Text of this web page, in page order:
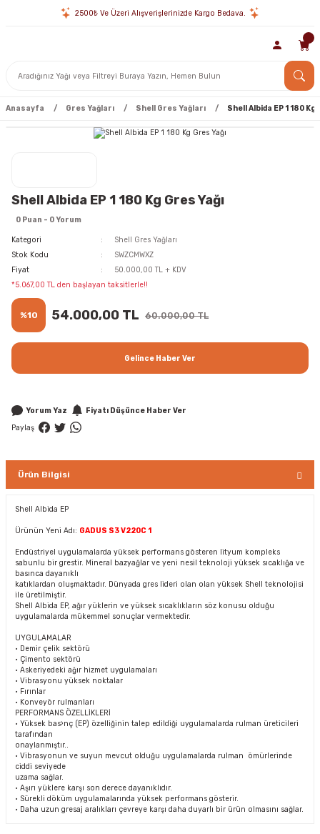
2500₺ Ve Üzeri Alışverişlerinizde Kargo Bedava.
Anasayfa Gres Yağları Shell Gres Yağları Shell Albida EP 1 180 Kg
Shell Albida EP 1 180 Kg Gres Yağı
0 Puan - 0 Yorum
Kategori
Shell Gres Yağları
Stok Kodu
SWZCMWXZ
Fiyat
50.000,00 TL + KDV
*5.067,00 TL den başlayan taksitlerle!!
%10 54.000,00 TL 60.000,00 TL
Gelince Haber Ver
Yorum Yaz
Fiyatı Düşünce Haber Ver
Paylaş
Ürün Bilgisi
Shell Albida EP
Ürünün Yeni Adı: GADUS S3 V220C 1
Endüstriyel uygulamalarda yüksek performans gösteren lityum kompleks
sabunlu bir grestir. Mineral bazyağlar ve yeni nesil teknoloji yüksek sıcaklığa ve
basınca dayanıklı
katıklardan oluşmaktadır. Dünyada gres lideri olan olan yüksek Shell teknolojisi
ile üretilmiştir.
Shell Albida EP, ağır yüklerin ve yüksek sıcaklıkların söz konusu olduğu
uygulamalarda mükemmel sonuçlar vermektedir.
UYGULAMALAR
• Demir çelik sektörü
• Çimento sektörü
• Askeriyedeki ağır hizmet uygulamaları
• Vibrasyonu yüksek noktalar
• Fırınlar
• Konveyör rulmanları
PERFORMANS ÖZELLİKLERİ
• Yüksek bas›nç (EP) özelliğinin talep edildiği uygulamalarda rulman üreticileri
tarafından
onaylanmıştır..
• Vibrasyonun ve suyun mevcut olduğu uygulamalarda rulman ömürlerinde
ciddi seviyede
uzama sağlar.
• Aşırı yüklere karşı son derece dayanıklıdır.
• Sürekli döküm uygulamalarında yüksek performans gösterir.
• Daha uzun gresaj aralıkları çevreye karşı daha duyarlı bir ürün olmasını sağlar.